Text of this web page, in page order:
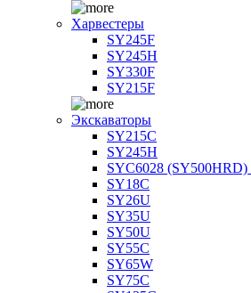
Харвестеры
SY245F
SY245H
SY330F
SY215F
Экскаваторы
SY215C
SY245H
SYC6028 (SY500HRD)
SY18C
SY26U
SY35U
SY50U
SY55C
SY65W
SY75C